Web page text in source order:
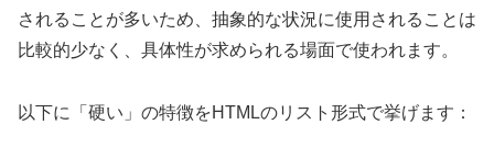
されることが多いため、抽象的な状況に使用されることは
比較的少なく、具体性が求められる場面で使われます。
以下に「硬い」の特徴をHTMLのリスト形式で挙げます：